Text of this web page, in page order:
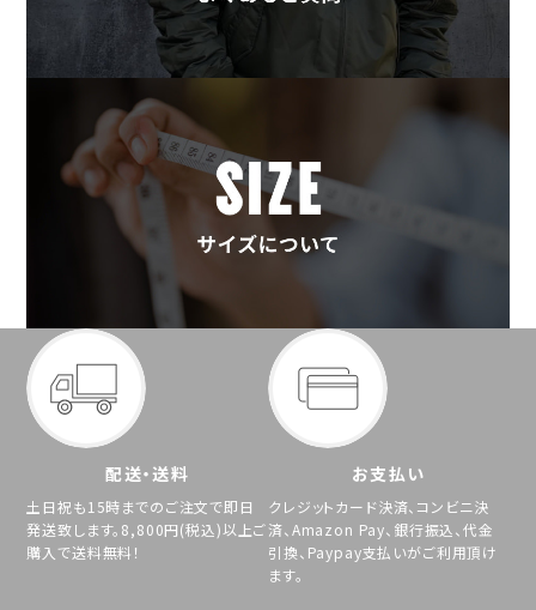
配送・送料
土日祝も15時までのご注文で即日
発送致します。8,800円(税込)以上ご
購入で送料無料！
お支払い
クレジットカード決済、コンビニ決
済、Amazon Pay、銀行振込、代金
引換、Paypay支払いがご利用頂け
ます。